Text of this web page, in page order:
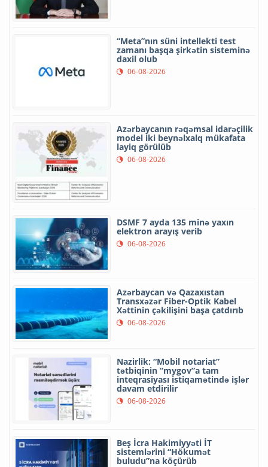
“Meta”nın süni intellekti test
zamanı başqa şirkətin sisteminə
daxil olub
06-08-2026
Azərbaycanın rəqəmsal idarəçilik
model iki beynəlxalq mükafata
layiq görülüb
06-08-2026
DSMF 7 ayda 135 minə yaxın
elektron arayış verib
06-08-2026
Azərbaycan və Qazaxıstan
Transxəzər Fiber-Optik Kabel
Xəttinin çəkilişini başa çatdırıb
06-08-2026
Nazirlik: “Mobil notariat”
tətbiqinin “mygov”a tam
inteqrasiyası istiqamətində işlər
davam etdirilir
06-08-2026
Beş İcra Hakimiyyəti İT
sistemlərini “Hökumət
buludu”na köçürüb